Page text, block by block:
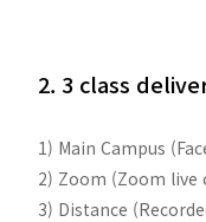
2. 3 class
1) Main Campus
2) Zoom (Zoom live
3) Distance